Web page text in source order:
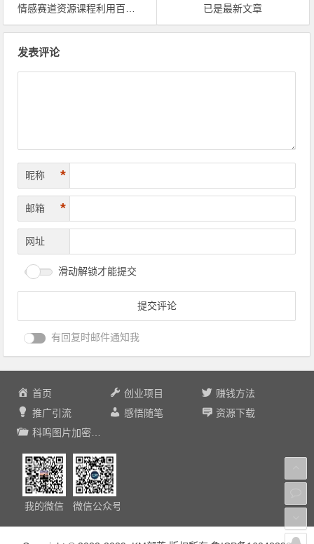
情感赛道资源课程利用百度网盘24小时自动赚钱的高级玩法，一步步教你如何操作，小白可轻松日入300+
已是最新文章
发表评论
昵称 *
邮箱 *
网址
滑动解锁才能提交
有回复时邮件通知我
首页 创业项目
赚钱方法
推广引流
感悟随笔
资源下载
科鸣图片加密平台
我的微信 微信公众号